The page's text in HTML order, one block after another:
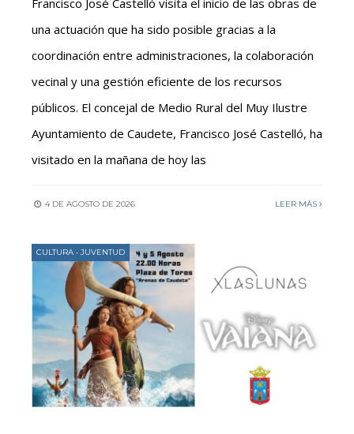
Francisco José Castelló visita el inicio de las obras de
una actuación que ha sido posible gracias a la
coordinación entre administraciones, la colaboración
vecinal y una gestión eficiente de los recursos
públicos. El concejal de Medio Rural del Muy Ilustre
Ayuntamiento de Caudete, Francisco José Castelló, ha
visitado en la mañana de hoy las
4 DE AGOSTO DE 2026 LEER MÁS
CULTURA • JUVENTUD